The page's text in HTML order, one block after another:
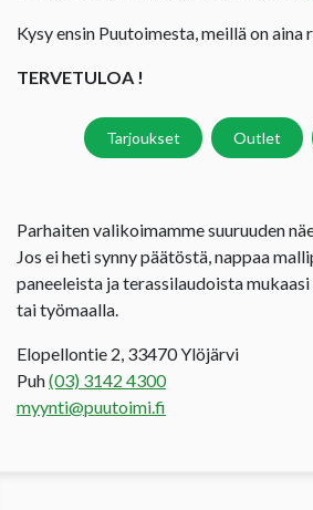
Kysy ensin Puutoimesta, meillä on aina
TERVETULOA !
Tarjoukset Outlet
Parhaiten valikoimamme suuruuden
Jos ei heti synny päätöstä, nappaa
paneeleista ja terassilaudoista
tai työmaalla.
Elopellontie 2, 33470 Ylöjärvi
Puh(03) 3142 4300
myynti@puutoimi.fi